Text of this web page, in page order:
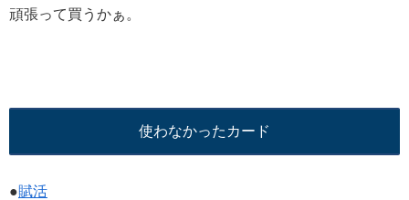
頑張って買うかぁ。
使わなかったカード
●賦活